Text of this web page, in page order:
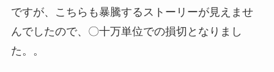
ですが、こちらも暴騰するストーリーが見えませ
んでしたので、〇十万単位での損切となりまし
た。。